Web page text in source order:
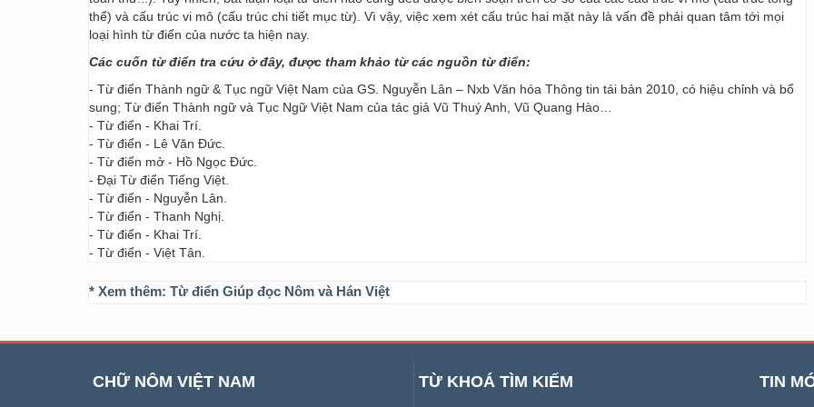
thể) và cấu trúc vi mô (cấu trúc chi tiết mục từ). Vì vậy, việc xem xét cấu trúc hai mặt này là vấn đề phải quan tâm tới mọi
loại hình từ điển của nước ta hiện nay.
Các cuốn từ điển tra cứu ở đây, được tham khảo từ các nguồn từ điển:
- Từ điển Thành ngữ & Tục ngữ Việt Nam của GS. Nguyễn Lân – Nxb Văn hóa Thông tin tái bản 2010, có hiệu chỉnh và bổ
sung; Từ điển Thành ngữ và Tục Ngữ Việt Nam của tác giả Vũ Thuý Anh, Vũ Quang Hào…
- Từ điển - Khai Trí.
- Từ điển - Lê Văn Đức.
- Từ điển mở - Hồ Ngọc Đức.
- Đại Từ điển Tiếng Việt.
- Từ điển - Nguyễn Lân.
- Từ điển - Thanh Nghị.
- Từ điển - Khai Trí.
- Từ điển - Việt Tân.
* Xem thêm: Từ điển Giúp đọc Nôm và Hán Việt
CHỮ NÔM VIỆT NAM TỪ KHOÁ TÌM KIẾM TIN